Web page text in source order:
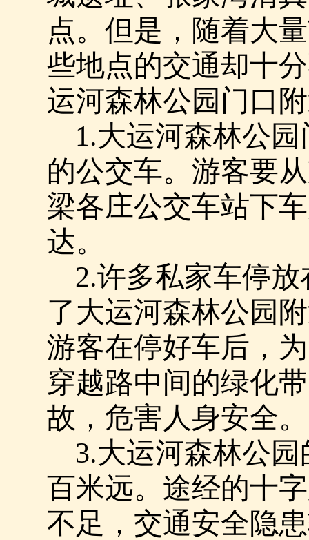
点。但是，随着大
些地点的交通却十
运河森林公园门口
1.大运河森林公
的公交车。游客要
梁各庄公交车站下
达。
2.许多私家车停
了大运河森林公园
游客在停好车后，
穿越路中间的绿化
故，危害人身安全。
3.大运河森林公
百米远。途经的十
不足，交通安全隐